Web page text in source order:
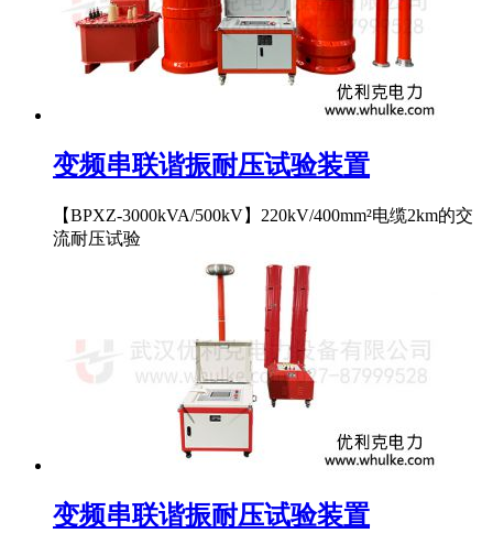
变频串联谐振耐压试验装置
【BPXZ-3000kVA/500kV】220kV/400mm²电缆2km的交
流耐压试验
变频串联谐振耐压试验装置